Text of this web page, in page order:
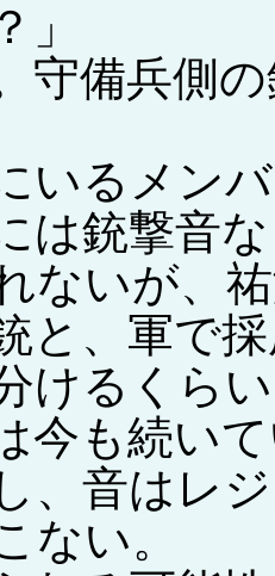
」
守備兵側
いるメン
は銃撃音
ないが、
と、軍で
けるくら
今も続い
、音はレ
ない。